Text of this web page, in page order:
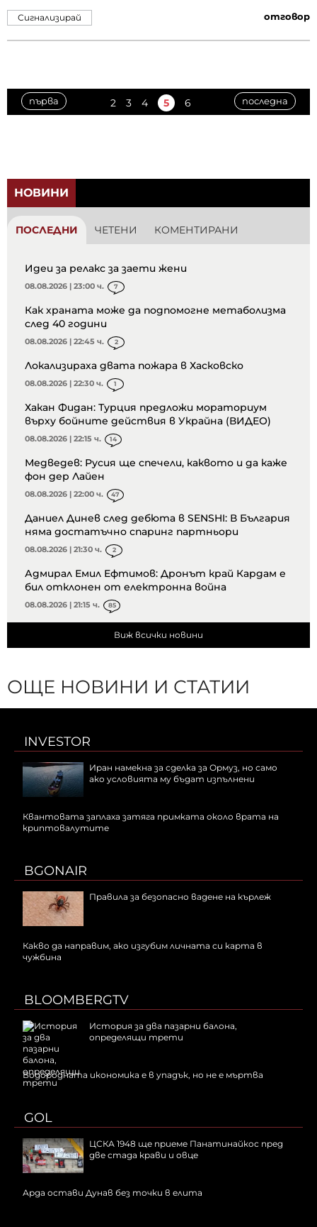
отговор
Сигнализирай
първа 2 3 4 5 6 последна
НОВИНИ
ПОСЛЕДНИ ЧЕТЕНИ КОМЕНТИРАНИ
Идеи за релакс за заети жени
08.08.2026 | 23:00 ч. 7
Как храната може да подпомогне метаболизма
след 40 години
08.08.2026 | 22:45 ч. 2
Локализираха двата пожара в Хасковско
08.08.2026 | 22:30 ч. 1
Хакан Фидан: Турция предложи мораториум
върху бойните действия в Украйна (ВИДЕО)
08.08.2026 | 22:15 ч. 14
Медведев: Русия ще спечели, каквото и да каже
фон дер Лайен
08.08.2026 | 22:00 ч. 47
Даниел Динев след дебюта в SENSHI: В България
няма достатъчно спаринг партньори
08.08.2026 | 21:30 ч. 2
Адмирал Емил Ефтимов: Дронът край Кардам е
бил отклонен от електронна война
08.08.2026 | 21:15 ч. 85
Виж всички новини
ОЩЕ НОВИНИ И СТАТИИ
INVESTOR
Иран намекна за сделка за Ормуз, но само
ако условията му бъдат изпълнени
Квантовата заплаха затяга примката около врата на
криптовалутите
BGONAIR
Правила за безопасно вадене на кърлеж
Какво да направим, ако изгубим личната си карта в
чужбина
BLOOMBERGTV
История за два пазарни балона,
определящи трети
Водородната икономика е в упадък, но не е мъртва
GOL
ЦСКА 1948 ще приеме Панатинайкос пред
две стада крави и овце
Арда остави Дунав без точки в елита